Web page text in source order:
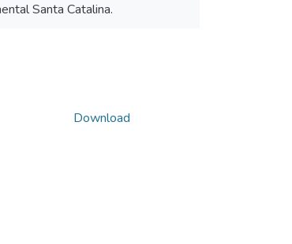
Santa Catalina.
Download